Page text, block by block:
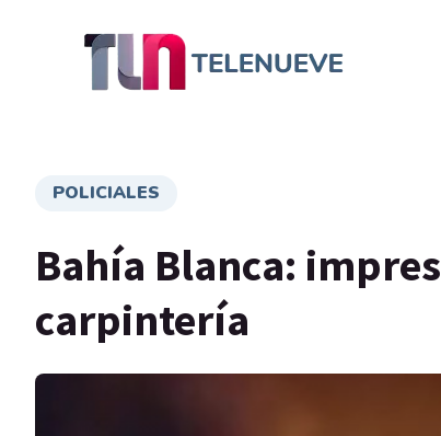
POLICIALES
Bahía Blanca:
carpintería